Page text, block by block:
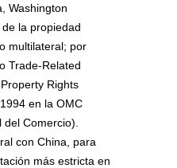
Washington
la propiedad
multilateral; por
Trade-Related
Rights
en la OMC
Comercio).
con China, para
más estricta en